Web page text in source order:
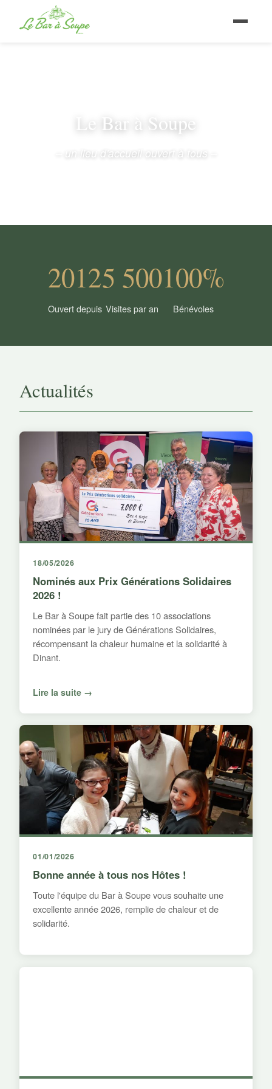
Le Bar à Soupe
– un lieu d'accueil ouvert à tous –
2012
Ouvert depuis
5 500
Visites par an
100%
Bénévoles
Actualités
18/05/2026
Nominés aux Prix Générations Solidaires
2026 !
Le Bar à Soupe fait partie des 10 associations
nominées par le jury de Générations Solidaires,
récompensant la chaleur humaine et la solidarité à
Dinant.
Lire la suite →
01/01/2026
Bonne année à tous nos Hôtes !
Toute l'équipe du Bar à Soupe vous souhaite une
excellente année 2026, remplie de chaleur et de
solidarité.